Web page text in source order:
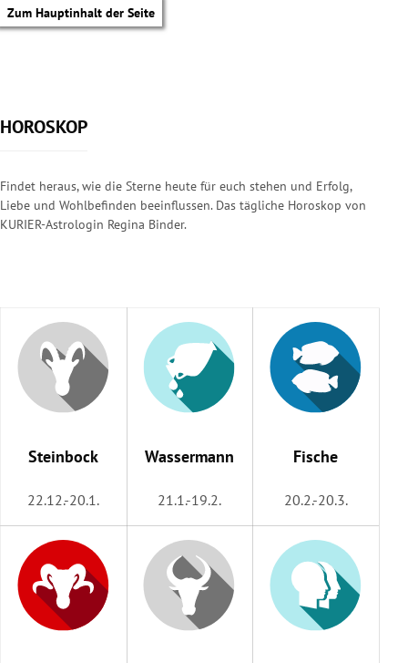
Zum Hauptinhalt der Seite
Untermenü
Untermenü
Untermenü
HOROSKOP
Findet heraus, wie die Sterne heute für euch stehen und Erfolg,
Liebe und Wohlbefinden beeinflussen. Das tägliche Horoskop von
KURIER-Astrologin Regina Binder.
Steinbock
22.12.-20.1.
Wassermann
21.1.-19.2.
Fische
20.2.-20.3.